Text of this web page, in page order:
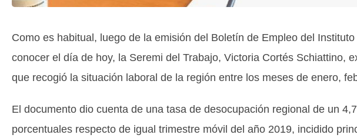
Como es habitual, luego de la emisión del Boletín de Empleo del
conocer el día de hoy, la Seremi del Trabajo, Victoria Cortés Schiattino,
que recogió la situación laboral de la región entre los meses de enero,
El documento dio cuenta de una tasa de desocupación regional de un
porcentuales respecto de igual trimestre móvil del año 2019, incidido